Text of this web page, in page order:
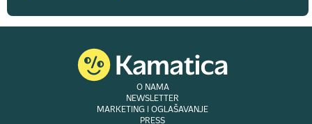
O NAMA
NEWSLETTER
MARKETING I OGLAŠAVANJE
PRESS